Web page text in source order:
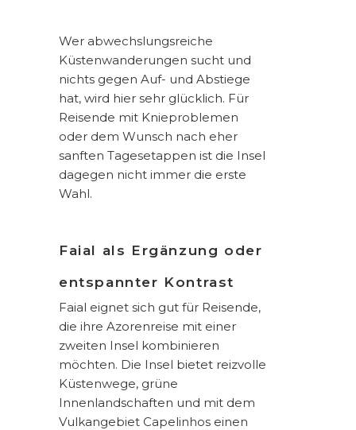
Wer abwechslungsreiche
Küstenwanderungen sucht und
nichts gegen Auf- und Abstiege
hat, wird hier sehr glücklich. Für
Reisende mit Knieproblemen
oder dem Wunsch nach eher
sanften Tagesetappen ist die Insel
dagegen nicht immer die erste
Wahl.
Faial als Ergänzung oder
entspannter Kontrast
Faial eignet sich gut für Reisende,
die ihre Azorenreise mit einer
zweiten Insel kombinieren
möchten. Die Insel bietet reizvolle
Küstenwege, grüne
Innenlandschaften und mit dem
Vulkangebiet Capelinhos einen